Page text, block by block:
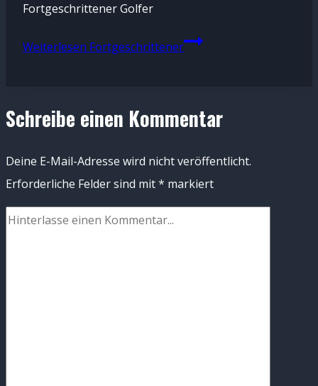
VonGregoradmin
12.
2023
Fortgeschrittener Golfer
Weiterlesen Fortgeschrittener
Schreibe einen Kommentar
Deine E-Mail-Adresse wird nicht veröffentlicht.
Erforderliche Felder sind mit* markiert